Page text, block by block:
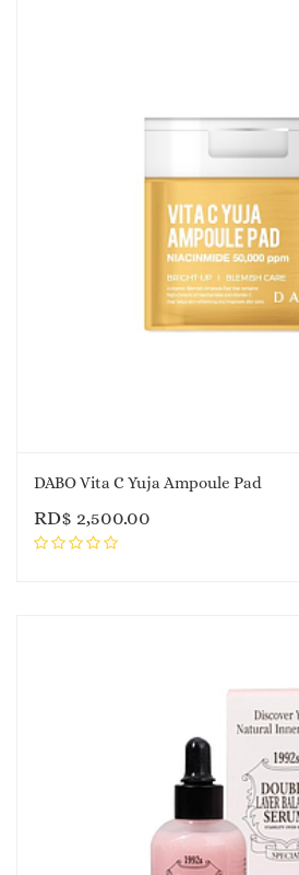
DABO Vita C Yuja Ampoule Pad
RD$ 2,500.00